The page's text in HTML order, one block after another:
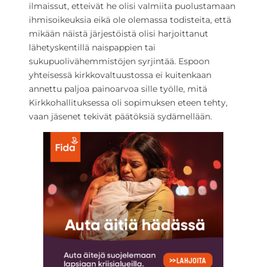
ilmaissut, etteivät he olisi valmiita puolustamaan
ihmisoikeuksia eikä ole olemassa todisteita, että
mikään näistä järjestöistä olisi harjoittanut
lähetyskentillä naispappien tai
sukupuolivähemmistöjen syrjintää. Espoon
yhteisessä kirkkovaltuustossa ei kuitenkaan
annettu paljoa painoarvoa sille työlle, mitä
Kirkkohallituksessa oli sopimuksen eteen tehty,
vaan jäsenet tekivät päätöksiä sydämellään.